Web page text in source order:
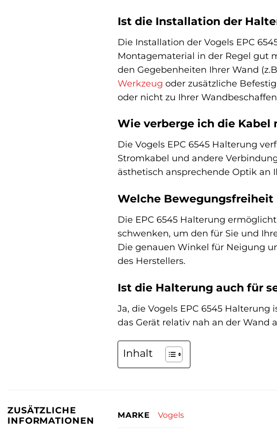
Ist die Installation der
Die Installation der Vogels EPC
Montagematerial in der Regel gut
den Gegebenheiten Ihrer Wand
Werkzeug oder zusätzliche
oder nicht zu Ihrer
Wie verberge ich die
Die Vogels EPC 6545 Halterung
Stromkabel und andere
ästhetisch ansprechende Optik an
Welche
Die EPC 6545 Halterung
schwenken, um den für Sie und
Die genauen Winkel für Neigung
des Herstellers.
Ist die Halterung auch für
Ja, die Vogels EPC 6545
das Gerät relativ nah an der Wand
Inhalt
ZUSÄTZLICHE
INFORMATIONEN
MARKE Vogels